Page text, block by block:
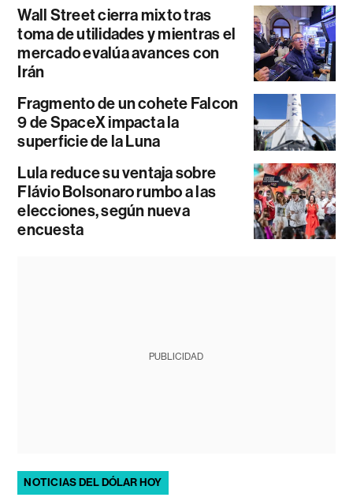
Wall Street cierra mixto tras
toma de utilidades y mientras el
mercado evalúa avances con
Irán
Fragmento de un cohete Falcon
9 de SpaceX impacta la
superficie de la Luna
Lula reduce su ventaja sobre
Flávio Bolsonaro rumbo a las
elecciones, según nueva
encuesta
PUBLICIDAD
NOTICIAS DEL DÓLAR HOY